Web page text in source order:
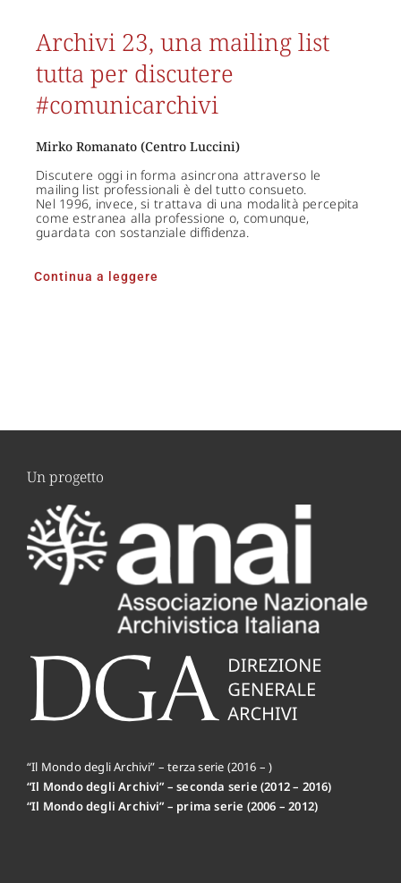
Archivi 23, una mailing list
tutta per discutere
#comunicarchivi
Mirko Romanato (Centro Luccini)
Discutere oggi in forma asincrona attraverso le
mailing list professionali è del tutto consueto.
Nel 1996, invece, si trattava di una modalità percepita
come estranea alla professione o, comunque,
guardata con sostanziale diffidenza.
Continua a leggere
Un progetto
“Il Mondo degli Archivi” – terza serie (2016 – )
“Il Mondo degli Archivi” – seconda serie (2012 – 2016)
“Il Mondo degli Archivi” – prima serie (2006 – 2012)